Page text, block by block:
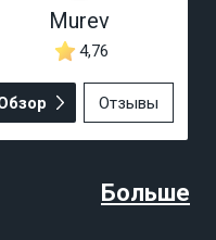
Murev
4,76
Отзывы
Больше